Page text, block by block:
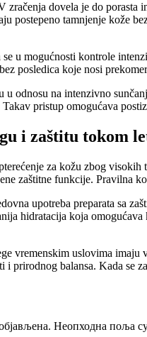
zračenja dovela je do
postepeno tamnjenje kože
u mogućnosti kontrole
posledica koje nosi
odnosu na intenzivno
pristup omogućava
i zaštitu tokom
za kožu zbog
zaštitne funkcije. Pravilna
upotreba preparata sa
hidratacija koja
vremenskim uslovima imaju
i prirodnog balansa. Kada se
Неопходна поља